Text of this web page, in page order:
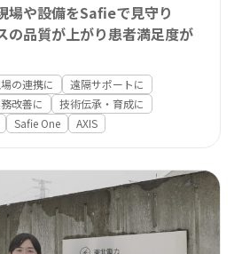
場や設備をSafieで見守り
の品質が上がり患者満足度が
の連携に
遠隔サポートに
改善に
技術伝承・育成に
Safie One AXIS